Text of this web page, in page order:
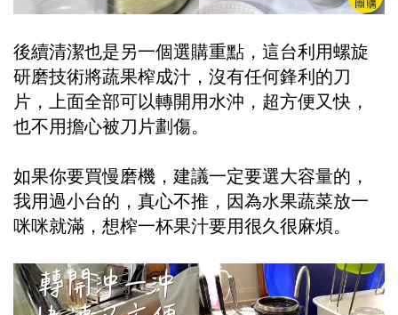
後續清潔也是另一個選購重點，這台利用螺旋
研磨技術將蔬果榨成汁，沒有任何鋒利的刀
片，上面全部可以轉開用水沖，超方便又快，
也不用擔心被刀片劃傷。
如果你要買慢磨機，建議一定要選大容量的，
我用過小台的，真心不推，因為水果蔬菜放一
咪咪就滿，想榨一杯果汁要用很久很麻煩。